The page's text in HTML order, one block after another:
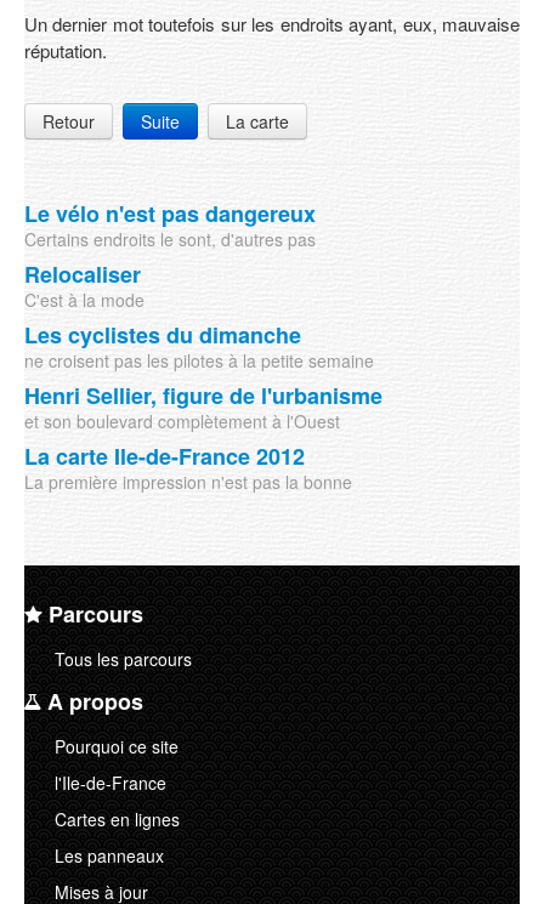
Un dernier mot toutefois sur les endroits ayant, eux, mauvaise
réputation.
Retour Suite La carte
Le vélo n'est pas dangereux
Certains endroits le sont, d'autres pas
Relocaliser
C'est à la mode
Les cyclistes du dimanche
ne croisent pas les pilotes à la petite semaine
Henri Sellier, figure de l'urbanisme
et son boulevard complètement à l'Ouest
La carte Ile-de-France 2012
La première impression n'est pas la bonne
Parcours
Tous les parcours
A propos
Pourquoi ce site
l'Ile-de-France
Cartes en lignes
Les panneaux
Mises à jour